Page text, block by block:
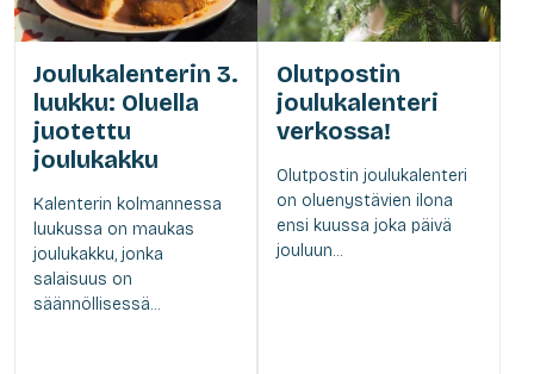
Joulukalenterin 3.
luukku: Oluella
juotettu
joulukakku
Kalenterin kolmannessa
luukussa on maukas
joulukakku, jonka
salaisuus on
säännöllisessä...
Olutpostin
joulukalenteri
verkossa!
Olutpostin joulukalenteri
on oluenystävien ilona
ensi kuussa joka päivä
jouluun...